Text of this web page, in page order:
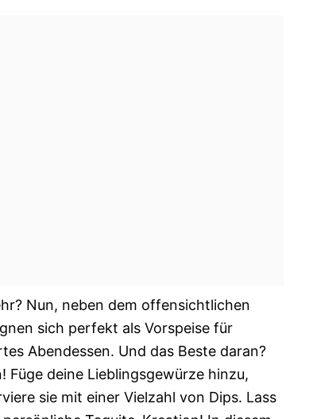
Nun, neben dem offensichtlichen
sich perfekt als Vorspeise für
Abendessen. Und das Beste daran?
Füge deine Lieblingsgewürze hinzu,
sie mit einer Vielzahl von Dips. Lass